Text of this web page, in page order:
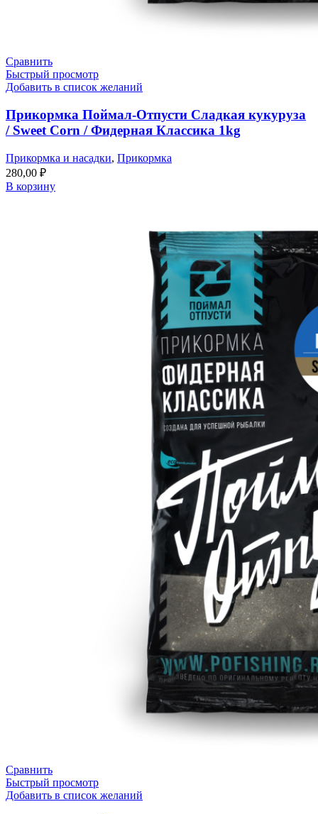
Сравнить
Быстрый просмотр
Добавить в список желаний
Прикормка Поймал-Отпусти Сладкая кукуруза
/ Sweet Corn / Фидерная Классика 1kg
Прикормка и насадки, Прикормка
280,00 ₽
В корзину
Сравнить
Быстрый просмотр
Добавить в список желаний